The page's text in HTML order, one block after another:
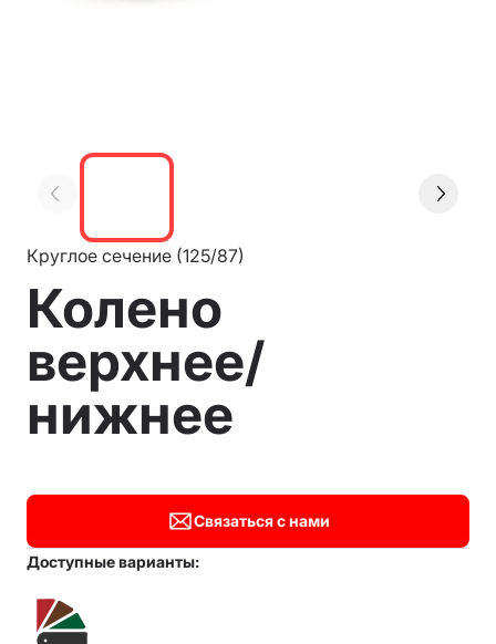
Круглое сечение (125/87)
Колено
верхнее/
нижнее
Связаться с нами
Доступные варианты: